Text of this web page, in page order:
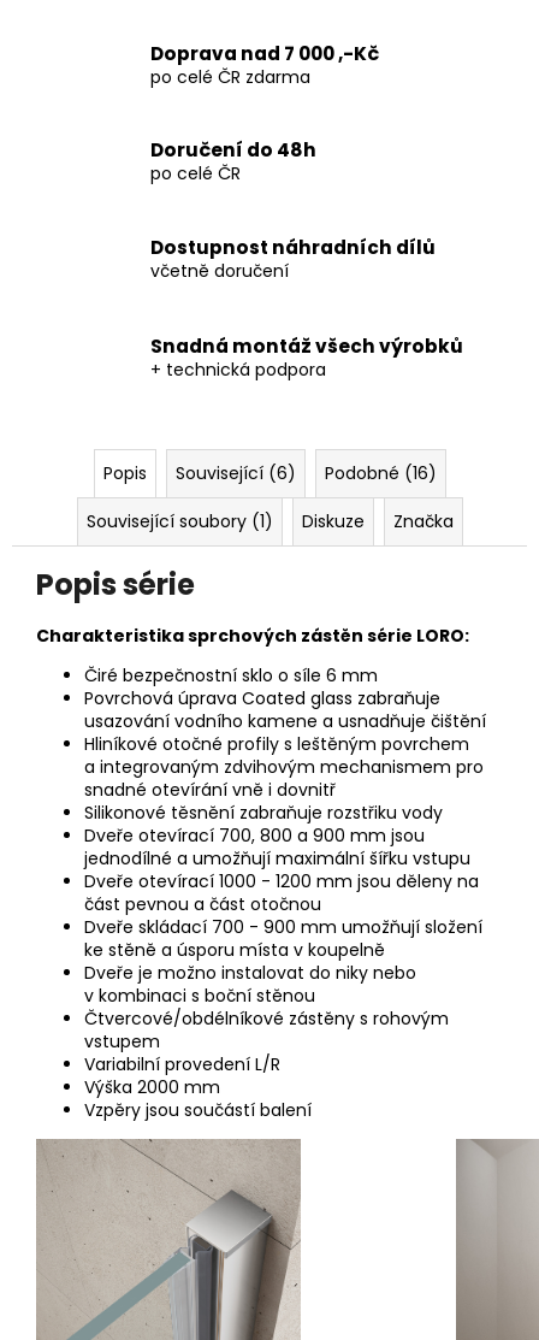
Doprava nad 7 000 ,-Kč
po celé ČR zdarma
Doručení do 48h
po celé ČR
Dostupnost náhradních dílů
včetně doručení
Snadná montáž všech výrobků
+ technická podpora
Popis Související (6)
Podobné (16)
Související soubory (1)
Diskuze Značka
Popis série
Charakteristika sprchových zástěn série LORO:
Čiré bezpečnostní sklo o síle 6 mm
Povrchová úprava Coated glass zabraňuje
usazování vodního kamene a usnadňuje čištění
Hliníkové otočné profily s leštěným povrchem
a integrovaným zdvihovým mechanismem pro
snadné otevírání vně i dovnitř
Silikonové těsnění zabraňuje rozstřiku vody
Dveře otevírací 700, 800 a 900 mm jsou
jednodílné a umožňují maximální šířku vstupu
Dveře otevírací 1000 - 1200 mm jsou děleny na
část pevnou a část otočnou
Dveře skládací 700 - 900 mm umožňují složení
ke stěně a úsporu místa v koupelně
Dveře je možno instalovat do niky nebo
v kombinaci s boční stěnou
Čtvercové/obdélníkové zástěny s rohovým
vstupem
Variabilní provedení L/R
Výška 2000 mm
Vzpěry jsou součástí balení